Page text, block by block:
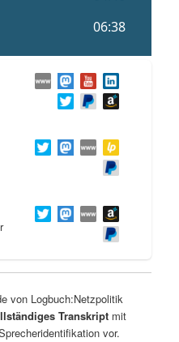
von Logbuch:Netzpolitik
Transkriptmit
vor.